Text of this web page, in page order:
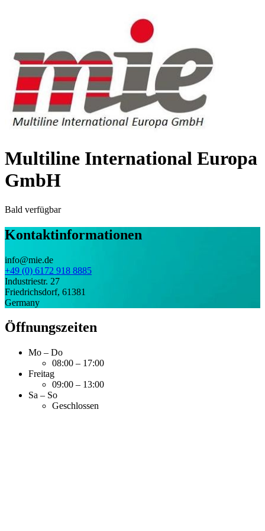
Multiline International Europa
GmbH
Bald verfügbar
Kontaktinformationen
info@mie.de
+49 (0) 6172 918 8885
Industriestr. 27
Friedrichsdorf, 61381
Germany
Öffnungszeiten
Mo – Do
08:00 – 17:00
Freitag
09:00 – 13:00
Sa – So
Geschlossen